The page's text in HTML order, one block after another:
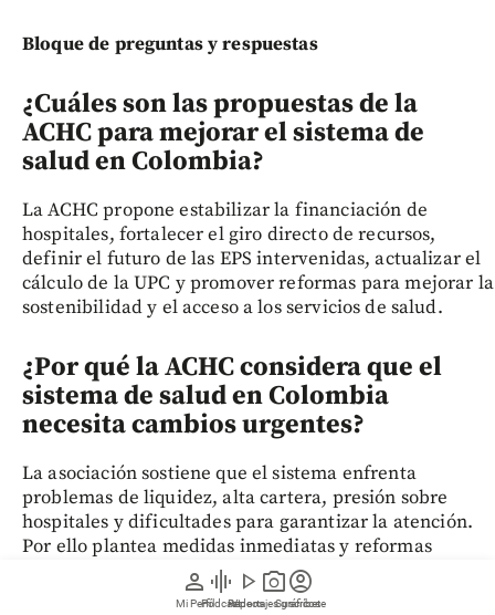
person
Mi Perfil
graphic_eq
Pódcast
play_arrow
Videos
photo_camera
Reportajes gráficos
account_circle
Suscríbete
Bloque de preguntas y respuestas
¿Cuáles son las propuestas de la
ACHC para mejorar el sistema de
salud en Colombia?
La ACHC propone estabilizar la financiación de
hospitales, fortalecer el giro directo de recursos,
definir el futuro de las EPS intervenidas, actualizar el
cálculo de la UPC y promover reformas para mejorar la
sostenibilidad y el acceso a los servicios de salud.
¿Por qué la ACHC considera que el
sistema de salud en Colombia
necesita cambios urgentes?
La asociación sostiene que el sistema enfrenta
problemas de liquidez, alta cartera, presión sobre
hospitales y dificultades para garantizar la atención.
Por ello plantea medidas inmediatas y reformas
estructurales para asegurar la continuidad de los